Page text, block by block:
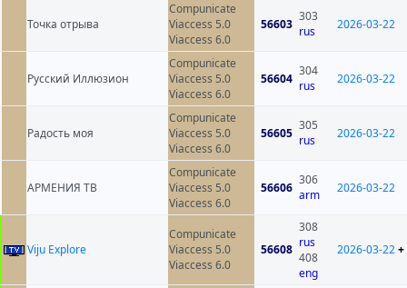
Точка отрыва
Compunicate
Viaccess 5.0
Viaccess 6.0
56603
303
rus
2026-03-22
Русский Иллюзион
Compunicate
Viaccess 5.0
Viaccess 6.0
56604
304
rus
2026-03-22
Радость моя
Compunicate
Viaccess 5.0
Viaccess 6.0
56605
305
rus
2026-03-22
АРМЕНИЯ ТВ
Compunicate
Viaccess 5.0
Viaccess 6.0
56606
306
arm
2026-03-22
Viju Explore
Compunicate
Viaccess 5.0
Viaccess 6.0
56608
308
rus
408
eng
2026-03-22+